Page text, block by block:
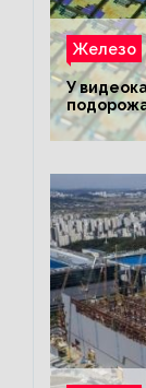
Железо
У